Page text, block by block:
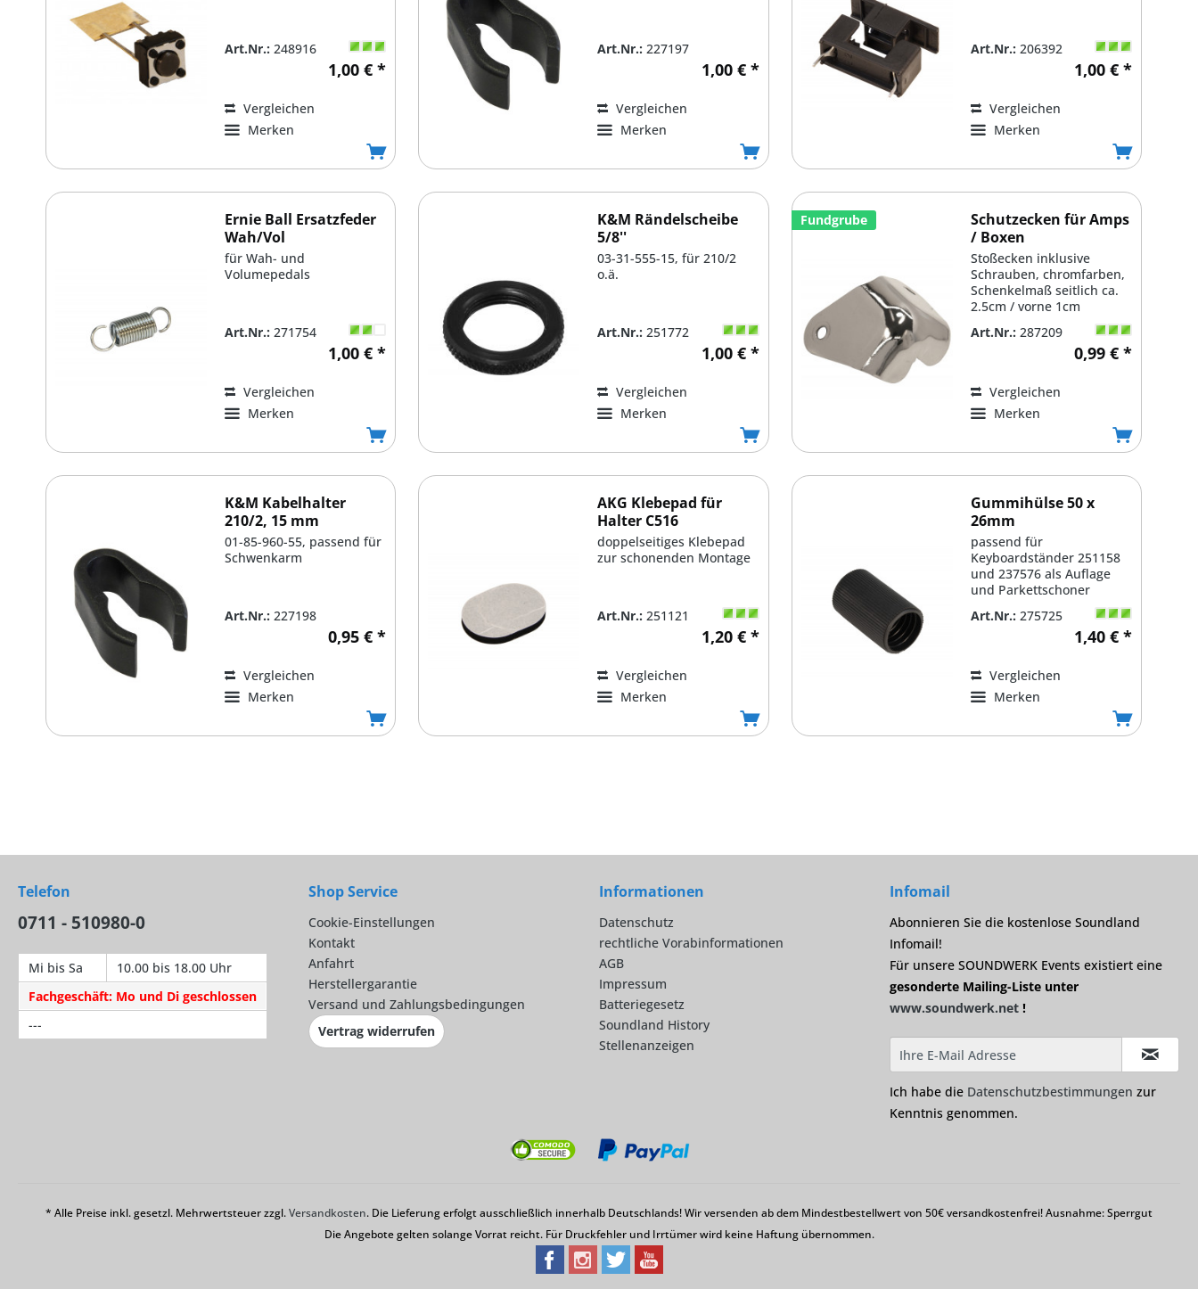
Art.Nr.: 248916
1,00 € *
Vergleichen
Merken
Art.Nr.: 227197
1,00 € *
Vergleichen
Merken
Art.Nr.: 206392
1,00 € *
Vergleichen
Merken
Ernie Ball Ersatzfeder
Wah/Vol
für Wah- und
Volumepedals
Art.Nr.: 271754
1,00 € *
Vergleichen
Merken
K&M Rändelscheibe
5/8''
03-31-555-15, für 210/2
o.ä.
Art.Nr.: 251772
1,00 € *
Vergleichen
Merken
Fundgrube
Schutzecken für Amps
/ Boxen
Stoßecken inklusive
Schrauben, chromfarben,
Schenkelmaß seitlich ca.
2.5cm / vorne 1cm
Art.Nr.: 287209
0,99 € *
Vergleichen
Merken
K&M Kabelhalter
210/2, 15 mm
01-85-960-55, passend für
Schwenkarm
Art.Nr.: 227198
0,95 € *
Vergleichen
Merken
AKG Klebepad für
Halter C516
doppelseitiges Klebepad
zur schonenden Montage
Art.Nr.: 251121
1,20 € *
Vergleichen
Merken
Gummihülse 50 x
26mm
passend für
Keyboardständer 251158
und 237576 als Auflage
und Parkettschoner
Art.Nr.: 275725
1,40 € *
Vergleichen
Merken
Telefon
0711 - 510980-0
Mi bis Sa
10.00 bis 18.00 Uhr
Fachgeschäft: Mo und Di geschlossen
---
Shop Service
Cookie-Einstellungen
Kontakt
Anfahrt
Herstellergarantie
Versand und Zahlungsbedingungen
Vertrag widerrufen
Informationen
Datenschutz
rechtliche Vorabinformationen
AGB
Impressum
Batteriegesetz
Soundland History
Stellenanzeigen
Infomail
Abonnieren Sie die kostenlose Soundland
Infomail!
Für unsere SOUNDWERK Events existiert eine
gesonderte Mailing-Liste unter
www.soundwerk.net !
Ich habe die Datenschutzbestimmungen zur
Kenntnis genommen.
* Alle Preise inkl. gesetzl. Mehrwertsteuer zzgl.Versandkosten. Die Lieferung erfolgt ausschließlich innerhalb Deutschlands! Wir versenden ab dem Mindestbestellwert von 50€ versandkostenfrei! Ausnahme: Sperrgut
Die Angebote gelten solange Vorrat reicht. Für Druckfehler und Irrtümer wird keine Haftung übernommen.